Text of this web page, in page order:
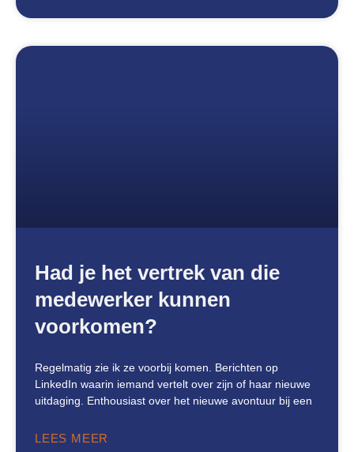
Had je het vertrek van die
medewerker kunnen
voorkomen?
Regelmatig zie ik ze voorbij komen. Berichten op
LinkedIn waarin iemand vertelt over zijn of haar nieuwe
uitdaging. Enthousiast over het nieuwe avontuur bij een
LEES MEER